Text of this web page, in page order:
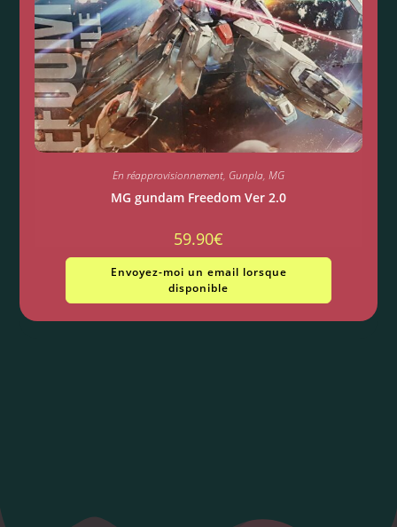
En réapprovisionnement, Gunpla, MG
MG gundam Freedom Ver 2.0
59.90€
Envoyez-moi un email lorsque
disponible